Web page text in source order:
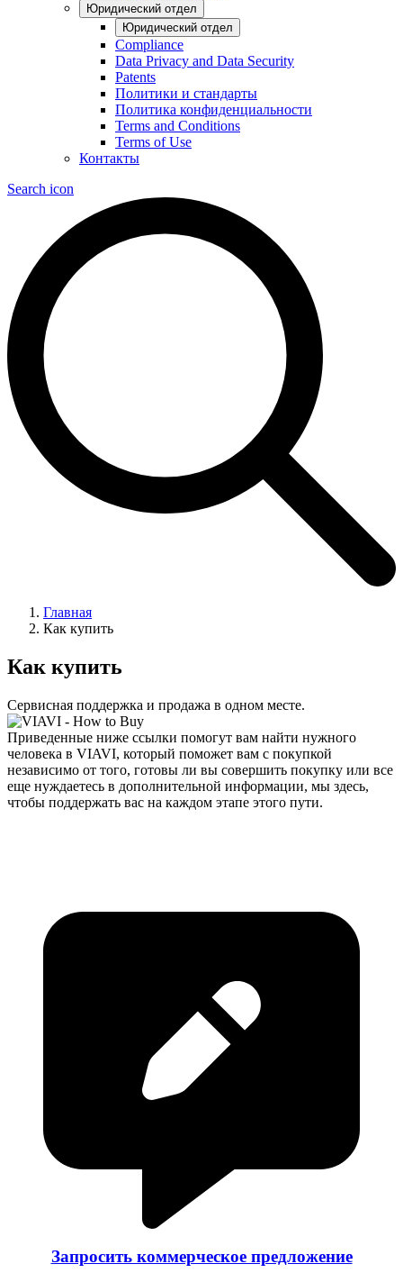
Юридический отдел
Юридический отдел
Compliance
Data Privacy and Data Security
Patents
Политики и стандарты
Политика конфиденциальности
Terms and Conditions
Terms of Use
Контакты
Search icon
Главная
Как купить
Как купить
Сервисная поддержка и продажа в одном месте.
Приведенные ниже ссылки помогут вам найти нужного
человека в VIAVI, который поможет вам с покупкой
независимо от того, готовы ли вы совершить покупку или все
еще нуждаетесь в дополнительной информации, мы здесь,
чтобы поддержать вас на каждом этапе этого пути.
Запросить коммерческое предложение